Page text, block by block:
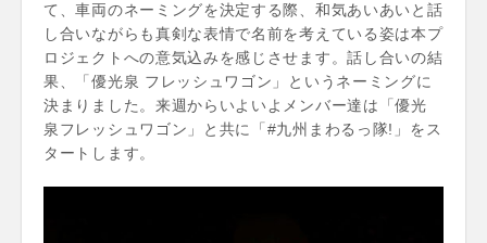
て、車両のネーミングを決定する際、和気あいあいと話
し合いながらも真剣な表情で名前を考えている姿は本プ
ロジェクトへの意気込みを感じさせます。話し合いの結
果、「優光泉 フレッシュワゴン」というネーミングに
決まりました。来週からいよいよメンバー達は「優光
泉フレッシュワゴン」と共に「#九州まわるっ隊!」をス
タートします。